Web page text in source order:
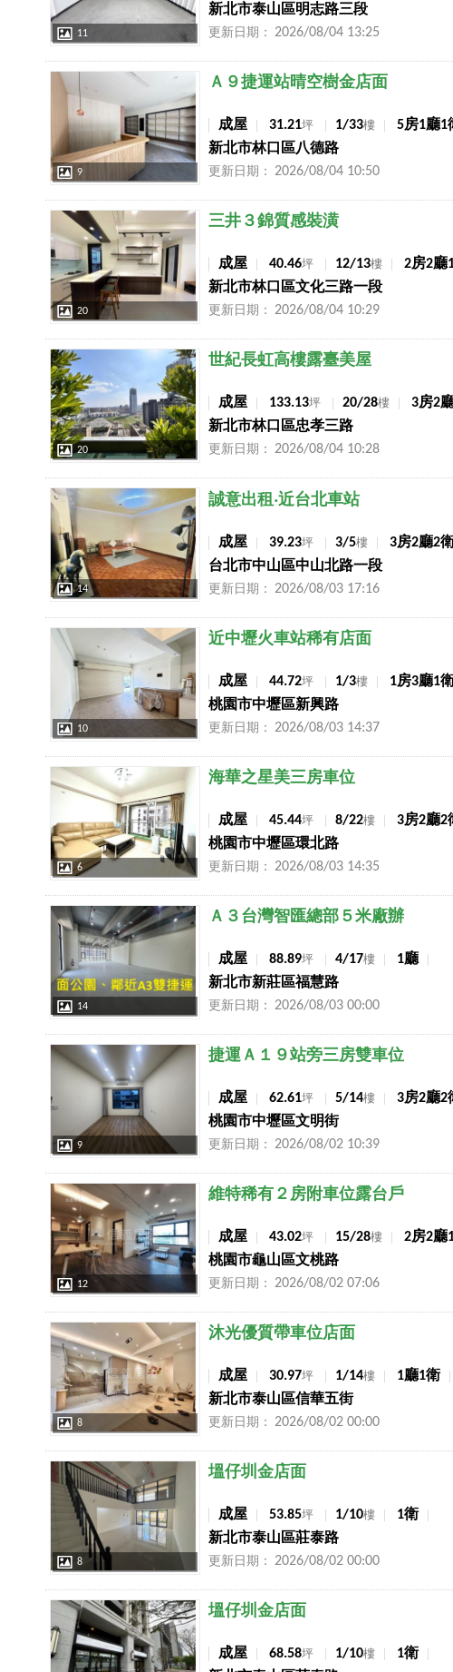
11
新北市泰山區明志路三段
更新日期： 2026/08/04 13:25
店長推薦
9
Ａ９捷運站晴空樹金店面
成屋 31.21坪 1/33樓
5房1廳1
新北市林口區八德路
更新日期： 2026/08/04 10:50
店長推薦
20
三井３錦質感裝潢
成屋 40.46坪 12/13樓
2房2廳
新北市林口區文化三路一段
更新日期： 2026/08/04 10:29
店長推薦
20
世紀長虹高樓露臺美屋
成屋 133.13坪 20/28樓
3房2
新北市林口區忠孝三路
更新日期： 2026/08/04 10:28
店長推薦
14
誠意出租‧近台北車站
成屋 39.23坪 3/5樓
3房2廳2
台北市中山區中山北路一段
更新日期： 2026/08/03 17:16
店長推薦
10
近中壢火車站稀有店面
成屋 44.72坪 1/3樓
1房3廳1
桃園市中壢區新興路
更新日期： 2026/08/03 14:37
店長推薦
6
海華之星美三房車位
成屋 45.44坪 8/22樓
3房2廳2
桃園市中壢區環北路
更新日期： 2026/08/03 14:35
店長推薦
14
Ａ３台灣智匯總部５米廠辦
成屋 88.89坪 4/17樓
1廳
新北市新莊區福慧路
更新日期： 2026/08/03 00:00
店長推薦
9
捷運Ａ１９站旁三房雙車位
成屋 62.61坪 5/14樓
3房2廳2
桃園市中壢區文明街
更新日期： 2026/08/02 10:39
店長推薦
12
維特稀有２房附車位露台戶
成屋 43.02坪 15/28樓
2房2廳
桃園市龜山區文桃路
更新日期： 2026/08/02 07:06
店長推薦
8
沐光優質帶車位店面
成屋 30.97坪 1/14樓
1廳1衛
新北市泰山區信華五街
更新日期： 2026/08/02 00:00
店長推薦
8
塭仔圳金店面
成屋 53.85坪 1/10樓
1衛
新北市泰山區莊泰路
更新日期： 2026/08/02 00:00
店長推薦 塭仔圳金店面
成屋 68.58坪 1/10樓
1衛